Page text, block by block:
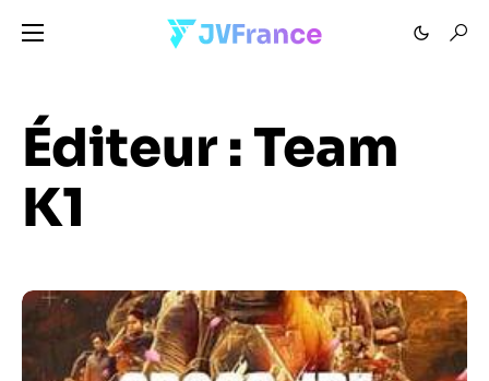
Éditeur :Team
K1